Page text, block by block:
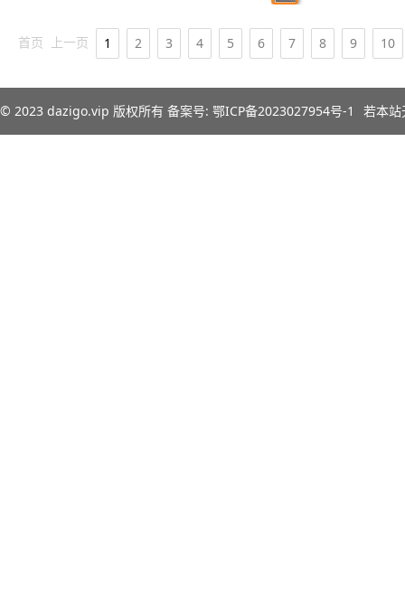
首页 上一页 1 2 3 4 5 6 7 8 9 10
© 2023 dazigo.vip 版权所有 备案号: 鄂ICP备2023027954号-1 若本